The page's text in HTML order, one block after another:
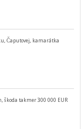
Čaputovej, kamarátka
škoda takmer 300 000 EUR